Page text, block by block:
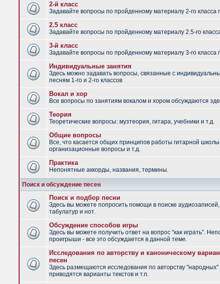
2-й класс
Задавайте вопросы по пройденному материалу 2-го класса
2.5 класс
Задавайте вопросы по пройденному материалу 2.5-го
3-й класс
Задавайте вопросы по пройденному материалу 3-го класса
Индивидуальные занятия
Здесь можно задавать вопросы, связанные с
песням 1-го и 2-го классов
Вокал и хор
Все вопросы по занятиям вокалом и хором обсуждаются
Теория
Теоретические вопросы: музтеория, гитара, учебники и т.д.
Общие вопросы
Все, что касается общих принципов работы гитарной
организационные вопросы и т.д.
Практика
Непонятные аккорды, названия, термины.
Поиск и обсуждение песен
Поиск и подбор песни
Здесь вы можете попросить помощи в поиске аудиозаписей,
табулатур и нот.
Обсуждение способов игры
Здесь вы можете получить ответ на вопрос "как играть".
проигрыши - все это обсуждается в данной теме.
Исследования по авторству и каноническому
песен
Здесь размещаются исследования по авторству "народных"
приводятся варианты текстов и т.п.